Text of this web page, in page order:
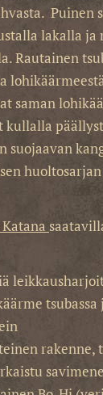
Puinen
lakalla ja
Rautainen
saman
suojaavan
huoltosarjan
tsubassa
rakenne,